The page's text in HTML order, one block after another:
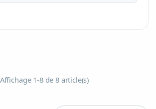
Affichage 1-8 de 8 article(s)